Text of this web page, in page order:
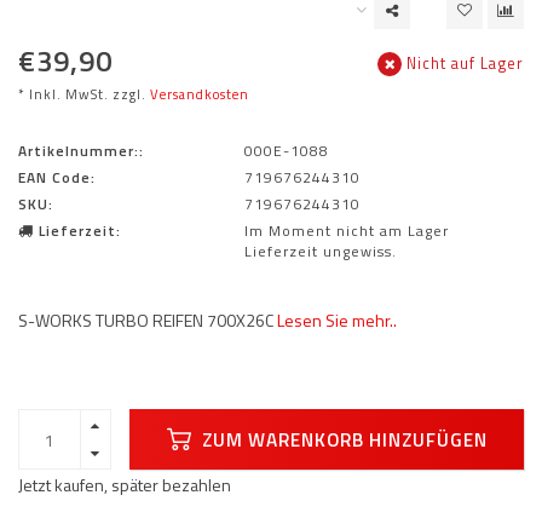
€39,90
* Inkl. MwSt. zzgl. Versandkosten
Nicht auf Lager
Artikelnummer::
000E-1088
EAN Code:
719676244310
SKU:
719676244310
Lieferzeit:
Im Moment nicht am Lager
Lieferzeit ungewiss.
S-WORKS TURBO REIFEN 700X26CLesen Sie mehr..
ZUM WARENKORB HINZUFÜGEN
Jetzt kaufen, später bezahlen